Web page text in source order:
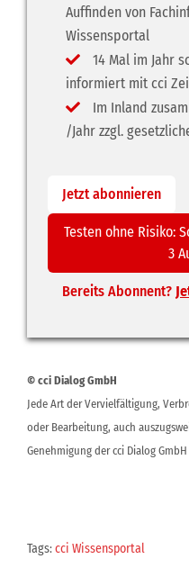
Auffinden von
Wissensportal
14 Mal im Jahr
informiert mit cci
Im Inland
/Jahr zzgl.
Jetzt abonnieren
Testen ohne Risiko:
3
Bereits Abonnent?
© cci Dialog GmbH
Jede Art der Vervielfältigung,
oder Bearbeitung, auch
Genehmigung der cci Dialog
Tags:cci Wissensportal